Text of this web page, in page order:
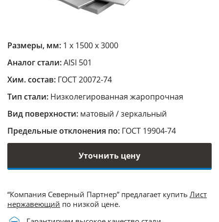
Размеры, мм: 1 х 1500 х 3000
Аналог стали:AISI 501
Хим. состав: ГОСТ 20072-74
Тип стали: Низколегированная жаропрочная
Вид поверхности: матовый / зеркальный
Предельные отклонения по: ГОСТ 19904-74
Уточнить цену
“Компания Северный Партнер” предлагает купить Лист
нержавеющий по низкой цене.